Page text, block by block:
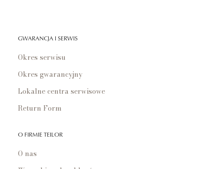
GWARANCJA I SERWIS
Okres serwisu
Okres gwarancyjny
Lokalne centra serwisowe
Return Form
O FIRMIE TEILOR
O nas